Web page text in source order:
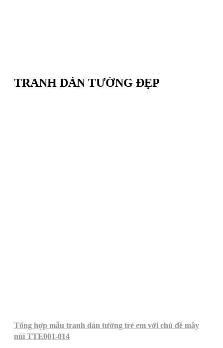
TRANH DÁN TƯỜNG ĐẸP
Tổng hợp mẫu tranh dán tường trẻ em với chủ đề mây
núi TTE001-014